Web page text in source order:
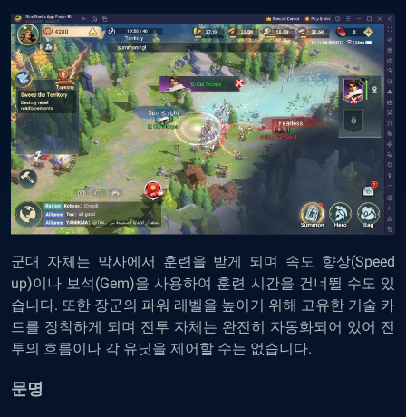
군대 자체는 막사에서 훈련을 받게 되며 속도 향상(Speed
up)이나 보석(Gem)을 사용하여 훈련 시간을 건너뛸 수도 있
습니다. 또한 장군의 파워 레벨을 높이기 위해 고유한 기술 카
드를 장착하게 되며 전투 자체는 완전히 자동화되어 있어 전
투의 흐름이나 각 유닛을 제어할 수는 없습니다.
문명